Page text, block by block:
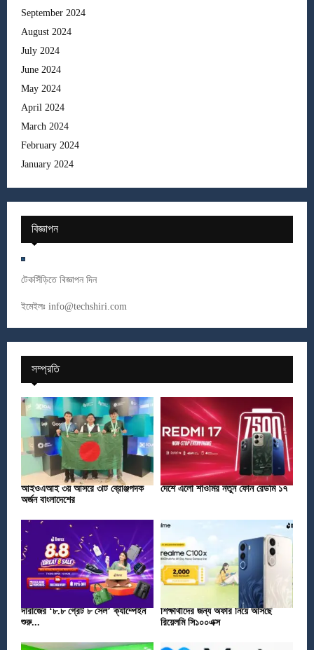
September 2024
August 2024
July 2024
June 2024
May 2024
April 2024
March 2024
February 2024
January 2024
বিজ্ঞাপন
টেকসিঁড়িতে বিজ্ঞাপন দিন
ইমেইলঃ info@techshiri.com
সম্প্রতি
আইওএআই ৩য় আসরে ৩টি ব্রোঞ্জপদক
অর্জন বাংলাদেশের
দেশে এলো শাওমির নতুন ফোন রেডমি ১৭
দারাজের ‘৮.৮ গ্রেট ৮ সেল’ ক্যাম্পেইন
শুরু...
শিক্ষার্থীদের জন্য অফার নিয়ে আসছে
রিয়েলমি সি১০০এক্স